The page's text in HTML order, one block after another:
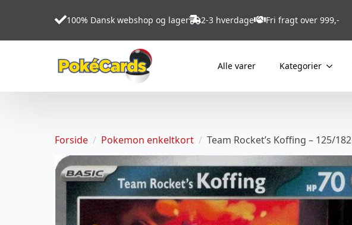
100% Dansk webshop og lager 2-3 hverdage Fri fragt over 999,-
Alle varer Kategorier
Forside Pokemon enkeltkort Team Rocket’s Koffing – 125/182